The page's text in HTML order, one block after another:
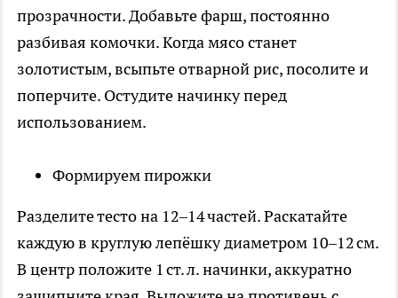
прозрачности. Добавьте фарш, постоянно
разбивая комочки. Когда мясо станет
золотистым, всыпьте отварной рис, посолите и
поперчите. Остудите начинку перед
использованием.
Формируем пирожки
Разделите тесто на 12–14 частей. Раскатайте
каждую в круглую лепёшку диаметром 10–12 см.
В центр положите 1 ст. л. начинки, аккуратно